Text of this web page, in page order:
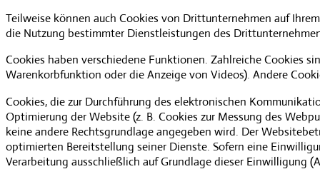
Teilweise können auch Cookies von Drittunternehmen auf
die Nutzung bestimmter Dienstleistungen des
Cookies haben verschiedene Funktionen. Zahlreiche Cookies
Warenkorbfunktion oder die Anzeige von Videos). Andere
Cookies, die zur Durchführung des elektronischen
Optimierung der Website (z. B. Cookies zur Messung des
keine andere Rechtsgrundlage angegeben wird. Der
optimierten Bereitstellung seiner Dienste. Sofern eine
Verarbeitung ausschließlich auf Grundlage dieser Einwilligung